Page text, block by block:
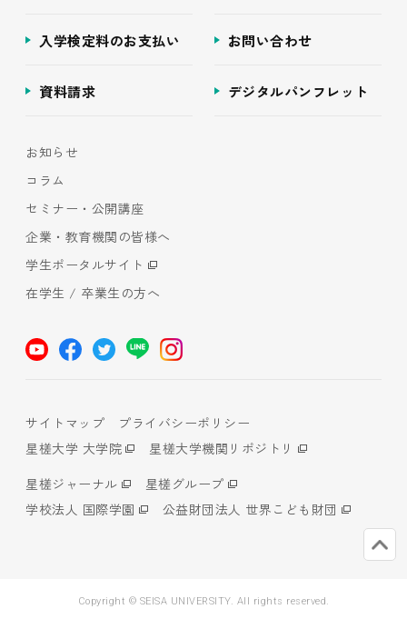
入学検定料のお支払い お問い合わせ
資料請求 デジタルパンフレット
お知らせ
コラム
セミナー・公開講座
企業・教育機関の皆様へ
学生ポータルサイト
在学生 / 卒業生の方へ
サイトマップ
プライバシーポリシー
星槎大学 大学院
星槎大学機関リポジトリ
星槎ジャーナル
星槎グループ
学校法人 国際学園
公益財団法人 世界こども財団
Copyright © SEISA UNIVERSITY. All rights reserved.